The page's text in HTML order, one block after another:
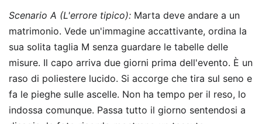
Scenario A (L'errore tipico): Marta deve andare a un
matrimonio. Vede un'immagine accattivante, ordina la
sua solita taglia M senza guardare le tabelle delle
misure. Il capo arriva due giorni prima dell'evento. È un
raso di poliestere lucido. Si accorge che tira sul seno e
fa le pieghe sulle ascelle. Non ha tempo per il reso, lo
indossa comunque. Passa tutto il giorno sentendosi a